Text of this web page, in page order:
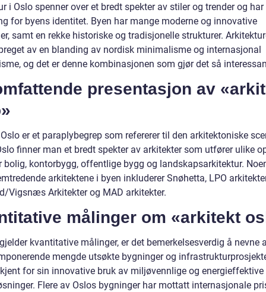
i Oslo spenner over et bredt spekter av stiler og trender og
for byens identitet. Byen har mange moderne og innovative
samt en rekke historiske og tradisjonelle strukturer.
av en blanding av nordisk minimalisme og internasjonal
og det er denne kombinasjonen som gjør det så
presentasjon av
er et paraplybegrep som refererer til den arkitektoniske
finner man et bredt spekter av arkitekter som utfører ulike
bolig, kontorbygg, offentlige bygg og landskapsarkitektur.
arkitektene i byen inkluderer Snøhetta, LPO
Vigsnæs Arkitekter og MAD arkitekter.
målinger om «arkitekt
kvantitative målinger, er det bemerkelsesverdig å nevne
mengde utsøkte bygninger og
for sin innovative bruk av miljøvennlige og energieffektive
Flere av Oslos bygninger har mottatt internasjonale